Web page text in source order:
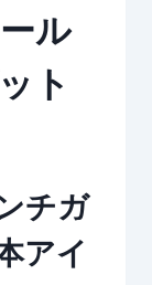
ル
ト
チガ
アイ